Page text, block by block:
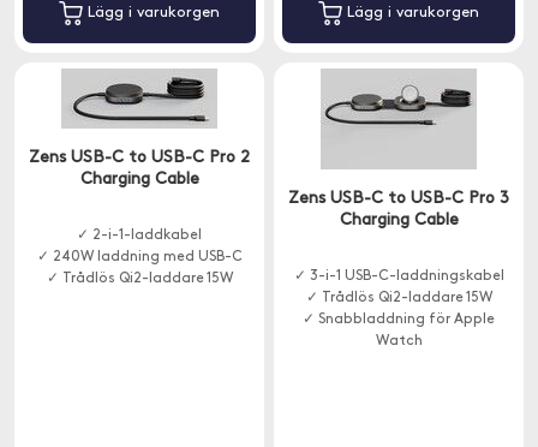
Lägg i varukorgen Lägg i varukorgen
Zens USB-C to USB-C Pro 2
Charging Cable
✓ 2-i-1-laddkabel
✓ 240W laddning med USB-C
✓ Trådlös Qi2-laddare 15W
Zens USB-C to USB-C Pro 3
Charging Cable
✓ 3-i-1 USB-C-laddningskabel
✓ Trådlös Qi2-laddare 15W
✓ Snabbladdning för Apple
Watch